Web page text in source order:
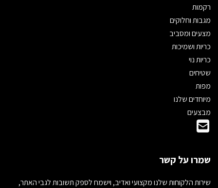
רקמות
מגבות וחלוקים
מצעים ומסביב
כריות ושמיכות
כריות נוי
שטיחים
מפות
מיוחדים שלנו
מבצעים
שמרו על קשר
שירות הלקוחות שלנו מקצועי ואדיב, וישמח לספק תשובות לגבי האתר,